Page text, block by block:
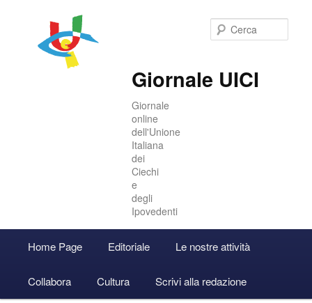
Giornale UICI
Giornale
online
dell'Unione
Italiana
dei
Ciechi
e
degli
Ipovedenti
principale
Vai
al
Vai
al
Accedi
Home Page Editoriale Le nostre attività
Collabora Cultura Scrivi alla redazione